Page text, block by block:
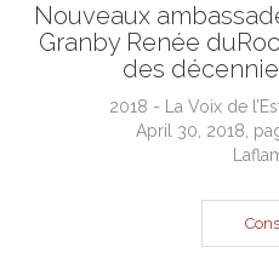
Nouveaux
Granby Renée
des
2018 - La Voix de
April 30, 2018,